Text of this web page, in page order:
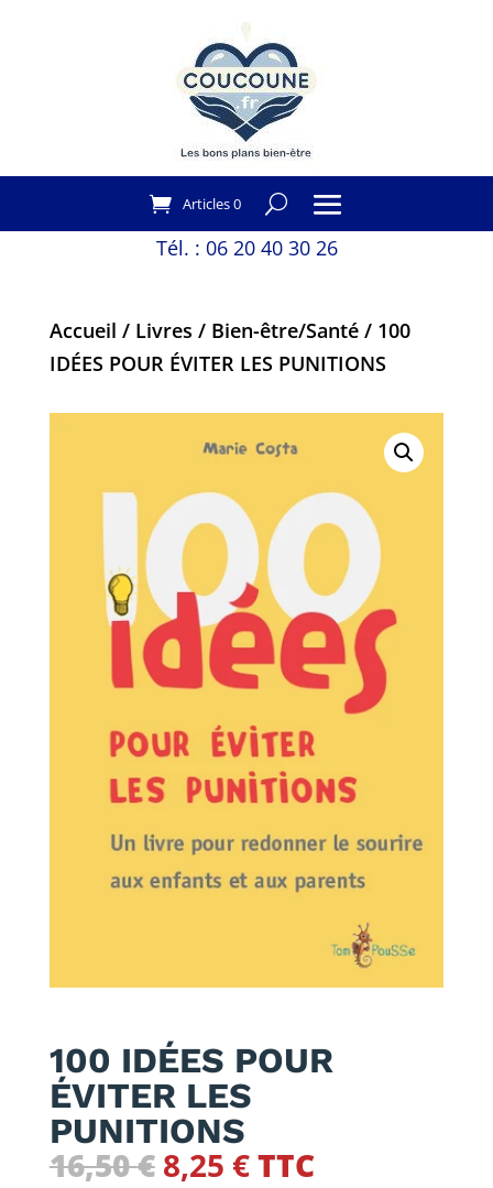
Articles 0
Tél. : 06 20 40 30 26
Accueil / Livres / Bien-être/Santé/ 100
IDÉES POUR ÉVITER LES PUNITIONS
100 IDÉES POUR
ÉVITER LES
PUNITIONS
16,50€ Le
8,25 €Le
TTC